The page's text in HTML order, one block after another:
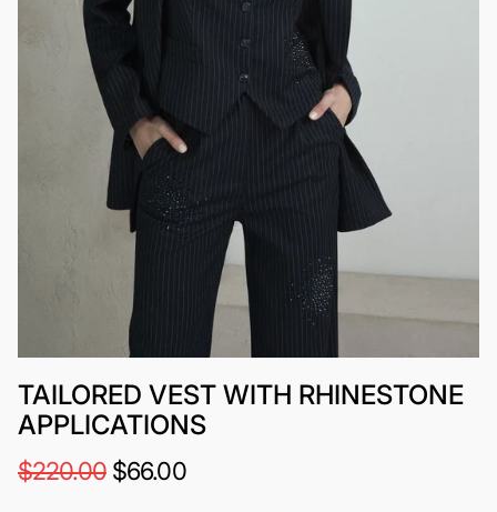
TAILORED VEST WITH RHINESTONE
APPLICATIONS
$220.00$66.00